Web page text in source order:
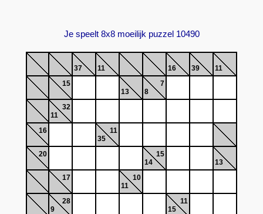
Je speelt 8x8 moeilijk puzzel 10490
37 11 16 39
11
15
13
7
8
32
11
16
11
35
20
15
14
13
17
10
11
28
9
11
15